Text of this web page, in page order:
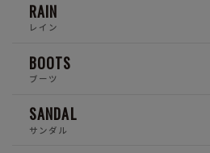
RAIN
レイン
BOOTS
ブーツ
SANDAL
サンダル